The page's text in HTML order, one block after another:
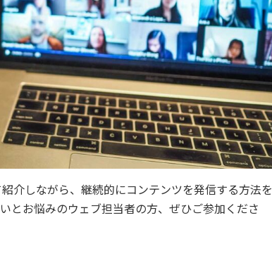
介しながら、継続的にコンテンツを発信する方法を
とお悩みのウェブ担当者の方、ぜひご参加くださ